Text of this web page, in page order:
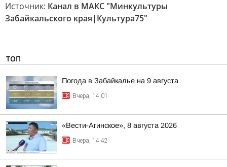
Источник: Канал в МАКС "Минкультуры
Забайкальского края|Культура75"
ТОП
Погода в Забайкалье на 9 августа
Вчера, 14:01
«Вести-Агинское», 8 августа 2026
Вчера, 14:42